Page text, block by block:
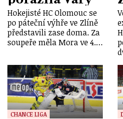
Hokejisté HC Olomouc se
po páteční výhře ve Zlíně
představili zase doma. Za
soupeře měla Mora ve 4.…
CHANCE LIGA